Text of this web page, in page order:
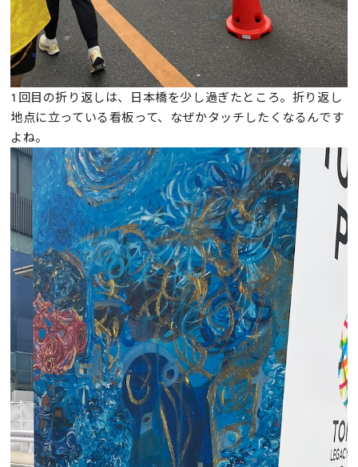
1回目の折り返しは、日本橋を少し過ぎたところ。折り返し
地点に立っている看板って、なぜかタッチしたくなるんです
よね。